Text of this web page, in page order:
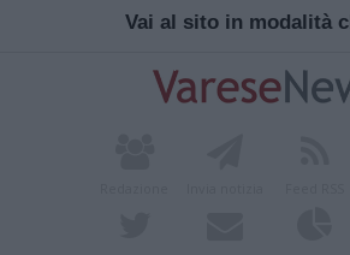
Vai al sito in modalità